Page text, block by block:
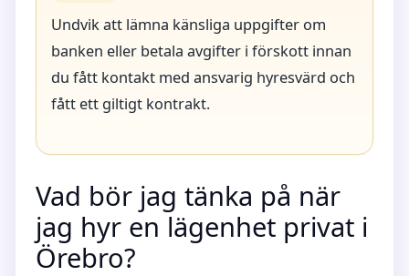
Undvik att lämna känsliga uppgifter om
banken eller betala avgifter i förskott innan
du fått kontakt med ansvarig hyresvärd och
fått ett giltigt kontrakt.
Vad bör jag tänka på när
jag hyr en lägenhet privat i
Örebro?